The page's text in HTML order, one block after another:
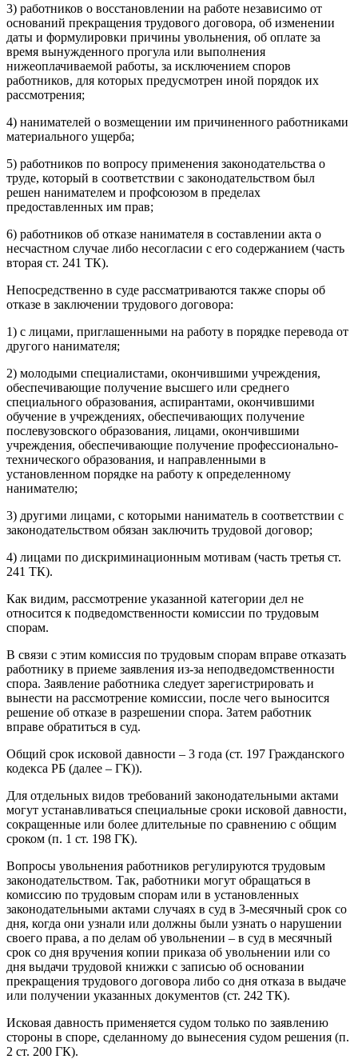
3) работников о восстановлении на работе независимо от
оснований прекращения трудового договора, об изменении
даты и формулировки причины увольнения, об оплате за
время вынужденного прогула или выполнения
нижеоплачиваемой работы, за исключением споров
работников, для которых предусмотрен иной порядок их
рассмотрения;
4) нанимателей о возмещении им причиненного работниками
материального ущерба;
5) работников по вопросу применения законодательства о
труде, который в соответствии с законодательством был
решен нанимателем и профсоюзом в пределах
предоставленных им прав;
6) работников об отказе нанимателя в составлении акта о
несчастном случае либо несогласии с его содержанием (часть
вторая ст. 241 ТК).
Непосредственно в суде рассматриваются также споры об
отказе в заключении трудового договора:
1) с лицами, приглашенными на работу в порядке перевода от
другого нанимателя;
2) молодыми специалистами, окончившими учреждения,
обеспечивающие получение высшего или среднего
специального образования, аспирантами, окончившими
обучение в учреждениях, обеспечивающих получение
послевузовского образования, лицами, окончившими
учреждения, обеспечивающие получение профессионально-
технического образования, и направленными в
установленном порядке на работу к определенному
нанимателю;
3) другими лицами, с которыми наниматель в соответствии с
законодательством обязан заключить трудовой договор;
4) лицами по дискриминационным мотивам (часть третья ст.
241 ТК).
Как видим, рассмотрение указанной категории дел не
относится к подведомственности комиссии по трудовым
спорам.
В связи с этим комиссия по трудовым спорам вправе отказать
работнику в приеме заявления из-за неподведомственности
спора. Заявление работника следует зарегистрировать и
вынести на рассмотрение комиссии, после чего выносится
решение об отказе в разрешении спора. Затем работник
вправе обратиться в суд.
Общий срок исковой давности – 3 года (ст. 197 Гражданского
кодекса РБ (далее – ГК)).
Для отдельных видов требований законодательными актами
могут устанавливаться специальные сроки исковой давности,
сокращенные или более длительные по сравнению с общим
сроком (п. 1 ст. 198 ГК).
Вопросы увольнения работников регулируются трудовым
законодательством. Так, работники могут обращаться в
комиссию по трудовым спорам или в установленных
законодательными актами случаях в суд в 3-месячный срок со
дня, когда они узнали или должны были узнать о нарушении
своего права, а по делам об увольнении – в суд в месячный
срок со дня вручения копии приказа об увольнении или со
дня выдачи трудовой книжки с записью об основании
прекращения трудового договора либо со дня отказа в выдаче
или получении указанных документов (ст. 242 ТК).
Исковая давность применяется судом только по заявлению
стороны в споре, сделанному до вынесения судом решения (п.
2 ст. 200 ГК).